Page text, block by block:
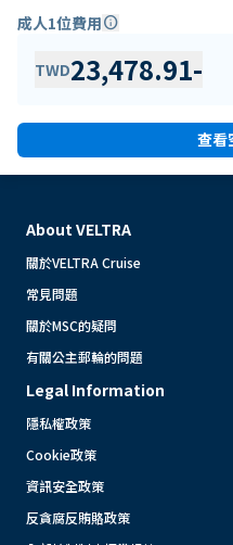
成人1位費用info
TWD23,478.91-
查看
About VELTRA
關於VELTRA Cruise
常見問題
關於MSC的疑問
有關公主郵輪的問題
Legal Information
隱私權政策
Cookie政策
資訊安全政策
反貪腐反賄賂政策